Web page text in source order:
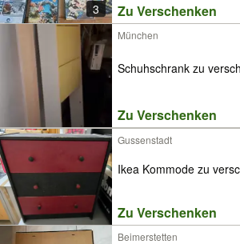
3 Zu Verschenken
München
Schuhschrank zu
Zu Verschenken
Gussenstadt
Ikea Kommode zu
Zu Verschenken
Beimerstetten